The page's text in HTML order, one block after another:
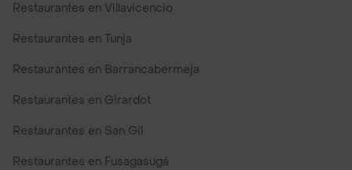
Restaurantes en Villavicencio
Restaurantes en Tunja
Restaurantes en Barrancabermeja
Restaurantes en Girardot
Restaurantes en San Gil
Restaurantes en Fusagasugá